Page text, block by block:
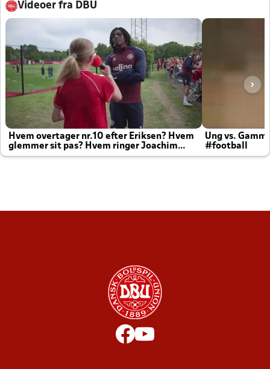
Videoer fra DBU
Hvem overtager nr.10 efter Eriksen? Hvem
glemmer sit pas? Hvem ringer Joachim
altid til efter kampe?
Ung vs.
#football